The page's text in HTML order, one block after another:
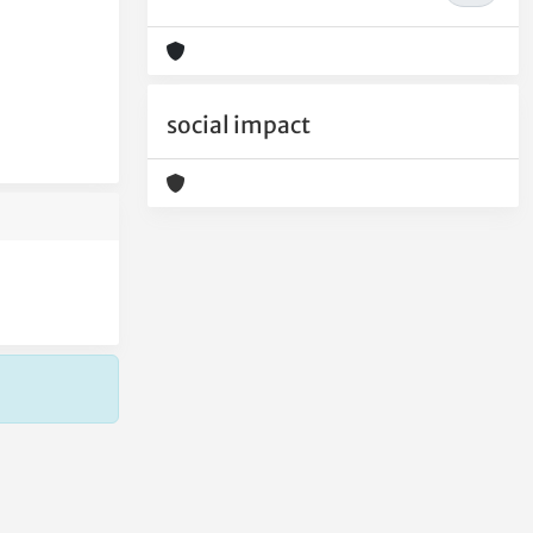
social impact